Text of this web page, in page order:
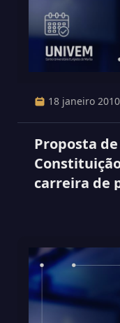
18 janeiro 2010
Proposta
carreira de